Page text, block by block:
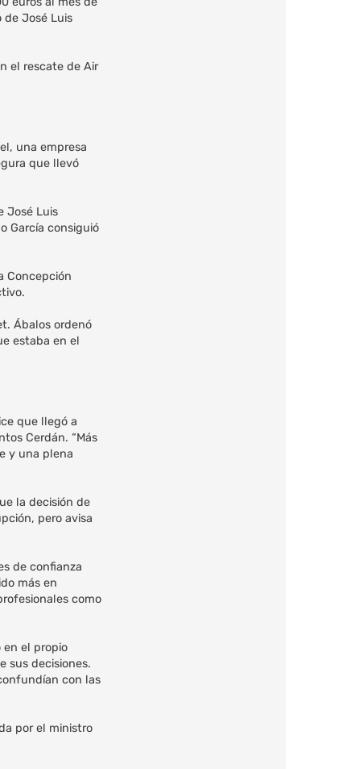
de José Luis
el rescate de Air
una empresa
que llevó
José Luis
García consiguió
Concepción
Ábalos ordenó
estaba en el
que llegó a
Cerdán. “Más
y una plena
la decisión de
pero avisa
de confianza
más en
como
el propio
sus decisiones.
con las
por el ministro